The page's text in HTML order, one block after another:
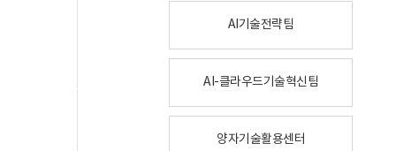
AI기술전략팀
AI-클라우드기술혁신팀
양자기술활용센터